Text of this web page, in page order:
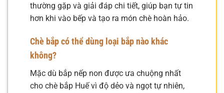
thường gặp và giải đáp chi tiết, giúp bạn tự tin
hơn khi vào bếp và tạo ra món chè hoàn hảo.
Chè bắp có thể dùng loại bắp nào khác
không?
Mặc dù bắp nếp non được ưa chuộng nhất
cho chè bắp Huế vì độ dẻo và ngọt tự nhiên,